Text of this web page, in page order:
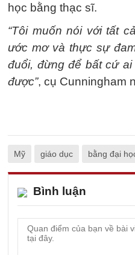
học bằng thạc sĩ.
“Tôi muốn nói với tất
ước mơ và thực sự
đuổi, đừng để bất cứ
được”, cụ Cunningham
Mỹ giáo dục bằng đại
Bình luận